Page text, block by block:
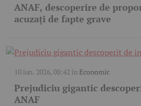
ANAF, descoperire de
acuzați de fapte grave
10 iun. 2026, 08:42 în Economic
Prejudiciu gigantic
ANAF